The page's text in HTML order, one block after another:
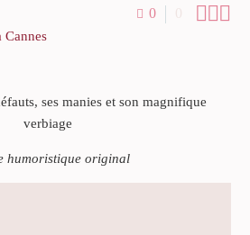
0 0 
Cannes
ses manies et son magnifique
verbiage
humoristique original